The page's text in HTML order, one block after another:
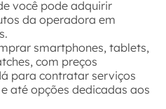
você pode adquirir
da operadora em
smartphones, tablets,
com preços
para contratar serviços
até opções dedicadas aos